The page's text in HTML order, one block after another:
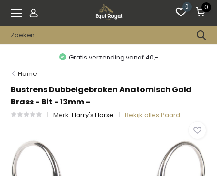
0 0
Gratis verzending vanaf 40,-
Home
Bustrens Dubbelgebroken Anatomisch Gold
Brass - Bit - 13mm -
Merk:Harry's Horse Bekijk alles Paard